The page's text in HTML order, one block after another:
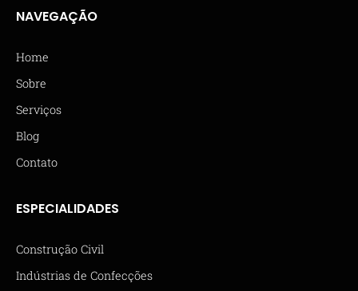
NAVEGAÇÃO
Home
Sobre
Serviços
Blog
Contato
ESPECIALIDADES
Construção Civil
Indústrias de Confecções